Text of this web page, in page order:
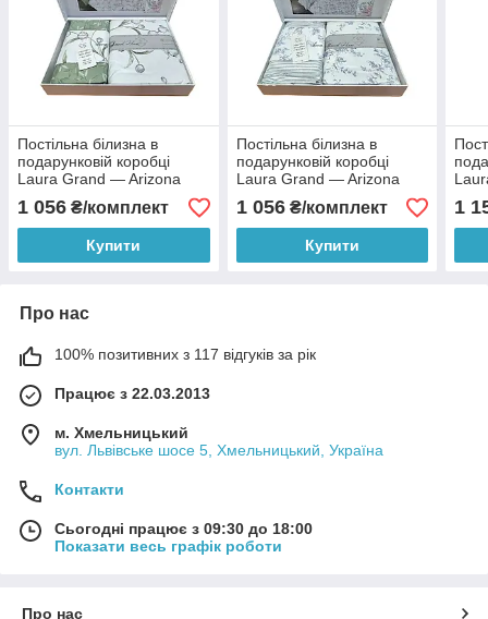
Постільна білизна в
подарунковій коробці
Laura Grand — Arizona
1 056 ₴/комплект
Купити
Постільна білизна в
подарунковій коробці
Laura Grand — Arizona
1 056₴/комплект
Купити
1
Про нас
100% позитивних з 117 відгуків за рік
Працює з 22.03.2013
м. Хмельницький
вул. Львівське шосе 5, Хмельницький, Україна
Контакти
Сьогодні працює з 09:30 до 18:00
Показати весь графік роботи
Про нас